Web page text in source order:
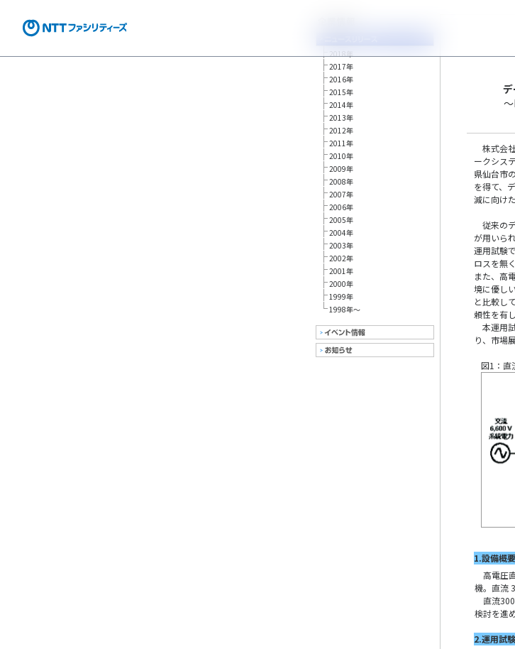
2018年
2017年
2016年
2015年
2014年
2013年
2012年
2011年
2010年
2009年
2008年
2007年
2006年
2005年
2004年
2003年
2002年
2001年
2000年
1999年
1998年～
株式会
ークシス
県仙台市
を得て、
減に向け
従来の
が用いら
運用試験
ロスを無
また、高
境に優し
と比較し
頼性を有
本運用
り、市場
図1：直
1.設備概要
高電圧
機。直流
直流
検討を進
2.運用試